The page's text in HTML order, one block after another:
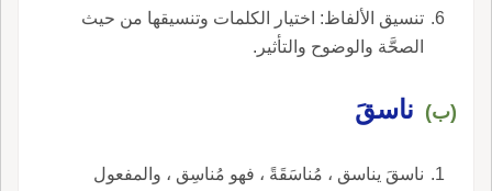
تنسيق الألفاظ: اختيار الكلمات وتنسيقها من حيث
الصحَّة والوضوح والتأثير.
(ب) ناسقَ
ناسقَ يناسق ، مُناسَقَةً ، فهو مُناسِق ، والمفعول